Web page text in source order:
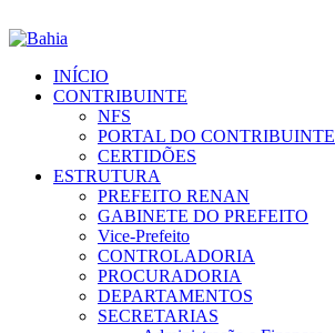
INÍCIO
CONTRIBUINTE
NFS
PORTAL DO CONTRIBUINTE
CERTIDÕES
ESTRUTURA
PREFEITO RENAN
GABINETE DO PREFEITO
Vice-Prefeito
CONTROLADORIA
PROCURADORIA
DEPARTAMENTOS
SECRETARIAS